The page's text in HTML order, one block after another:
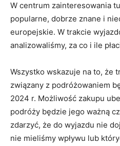
W centrum zainteresowania
popularne, dobrze znane i
europejskie. W trakcie
analizowaliśmy, za co i ile
Wszystko wskazuje na to, że
związany z podróżowaniem
2024 r. Możliwość zakupu
podróży będzie jego ważną
zdarzyć, że do wyjazdu nie
nie mieliśmy wpływu lub